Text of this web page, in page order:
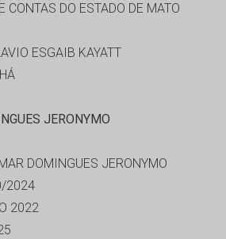
CONTAS DO ESTADO DE MATO
ESGAIB KAYATT
JERONYMO
DOMINGUES JERONYMO
2024
2022